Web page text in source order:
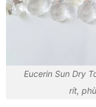
Eucerin Sun Dry
rít,